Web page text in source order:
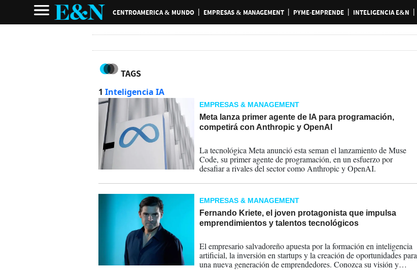
CENTROAMERICA & MUNDO EMPRESAS & MANAGEMENT PYME-EMPRENDE INTELIGENCIA E&N
TAGS
1 Inteligencia IA
EMPRESAS & MANAGEMENT
Meta lanza primer agente de IA para programación,
competirá con Anthropic y OpenAI
La tecnológica Meta anunció esta seman el lanzamiento de Muse
Code, su primer agente de programación, en un esfuerzo por
desafiar a rivales del sector como Anthropic y OpenAI.
EMPRESAS & MANAGEMENT
Fernando Kriete, el joven protagonista que impulsa
emprendimientos y talentos tecnológicos
El empresario salvadoreño apuesta por la formación en inteligencia
artificial, la inversión en startups y la creación de oportunidades para
una nueva generación de emprendedores. Conozca su visión y